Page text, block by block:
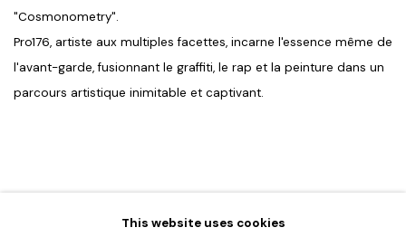
"Cosmonometry".
Pro176, artiste aux multiples facettes, incarne l'essence même de
l'avant-garde, fusionnant le graffiti, le rap et la peinture dans un
parcours artistique inimitable et captivant.
This website uses cookies